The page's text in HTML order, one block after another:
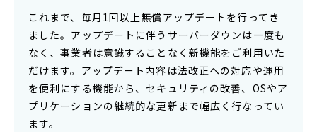
これまで、毎月1回以上無償アップデートを行ってき
ました。アップデートに伴うサーバーダウンは一度も
なく、事業者は意識することなく新機能をご利用いた
だけます。アップデート内容は法改正への対応や運用
を便利にする機能から、セキュリティの改善、OSやア
プリケーションの継続的な更新まで幅広く行なってい
ます。